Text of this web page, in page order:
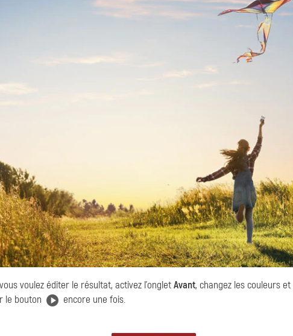
voulez éditer le résultat, activez l'ongletAvant, changez les couleurs
le bouton
encore une fois.